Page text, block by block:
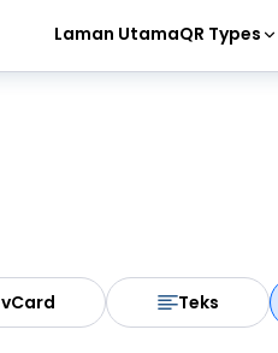
Laman UtamaQR Types
vCard Teks